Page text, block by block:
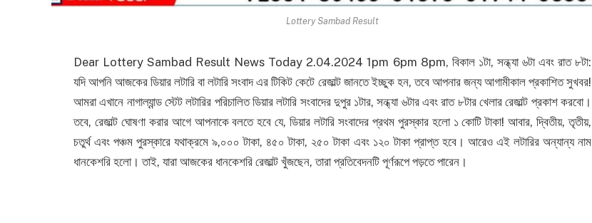
Lottery Sambad Result
Dear Lottery Sambad Result News Today 2.04.2024 1pm 6pm 8pm, বিকাল ১টা, সন্ধ্যা ৬টা এবং রাত ৮টা:
যদি আপনি আজকের ডিয়ার লটারি বা লটারি সংবাদ এর টিকিট কেটে রেজাল্ট জানতে ইচ্ছুক হন, তবে আপনার জন্য আগামীকাল প্রকাশিত সুখবর!
আমরা এখানে নাগাল্যান্ড স্টেট লটারির পরিচালিত ডিয়ার লটারি সংবাদের দুপুর ১টার, সন্ধ্যা ৬টার এবং রাত ৮টার খেলার রেজাল্ট প্রকাশ করবো।
তবে, রেজাল্ট ঘোষণা করার আগে আপনাকে বলতে হবে যে, ডিয়ার লটারি সংবাদের প্রথম পুরস্কার হলো ১ কোটি টাকা! আবার, দ্বিতীয়, তৃতীয়,
চতুর্থ এবং পঞ্চম পুরস্কারে যথাক্রমে ৯,০০০ টাকা, ৪৫০ টাকা, ২৫০ টাকা এবং ১২০ টাকা প্রাপ্ত হবে। আরেও এই লটারির অন্যান্য নাম
ধানকেশরি হলো। তাই, যারা আজকের ধানকেশরি রেজাল্ট খুঁজছেন, তারা প্রতিবেদনটি পূর্ণরূপে পড়তে পারেন।